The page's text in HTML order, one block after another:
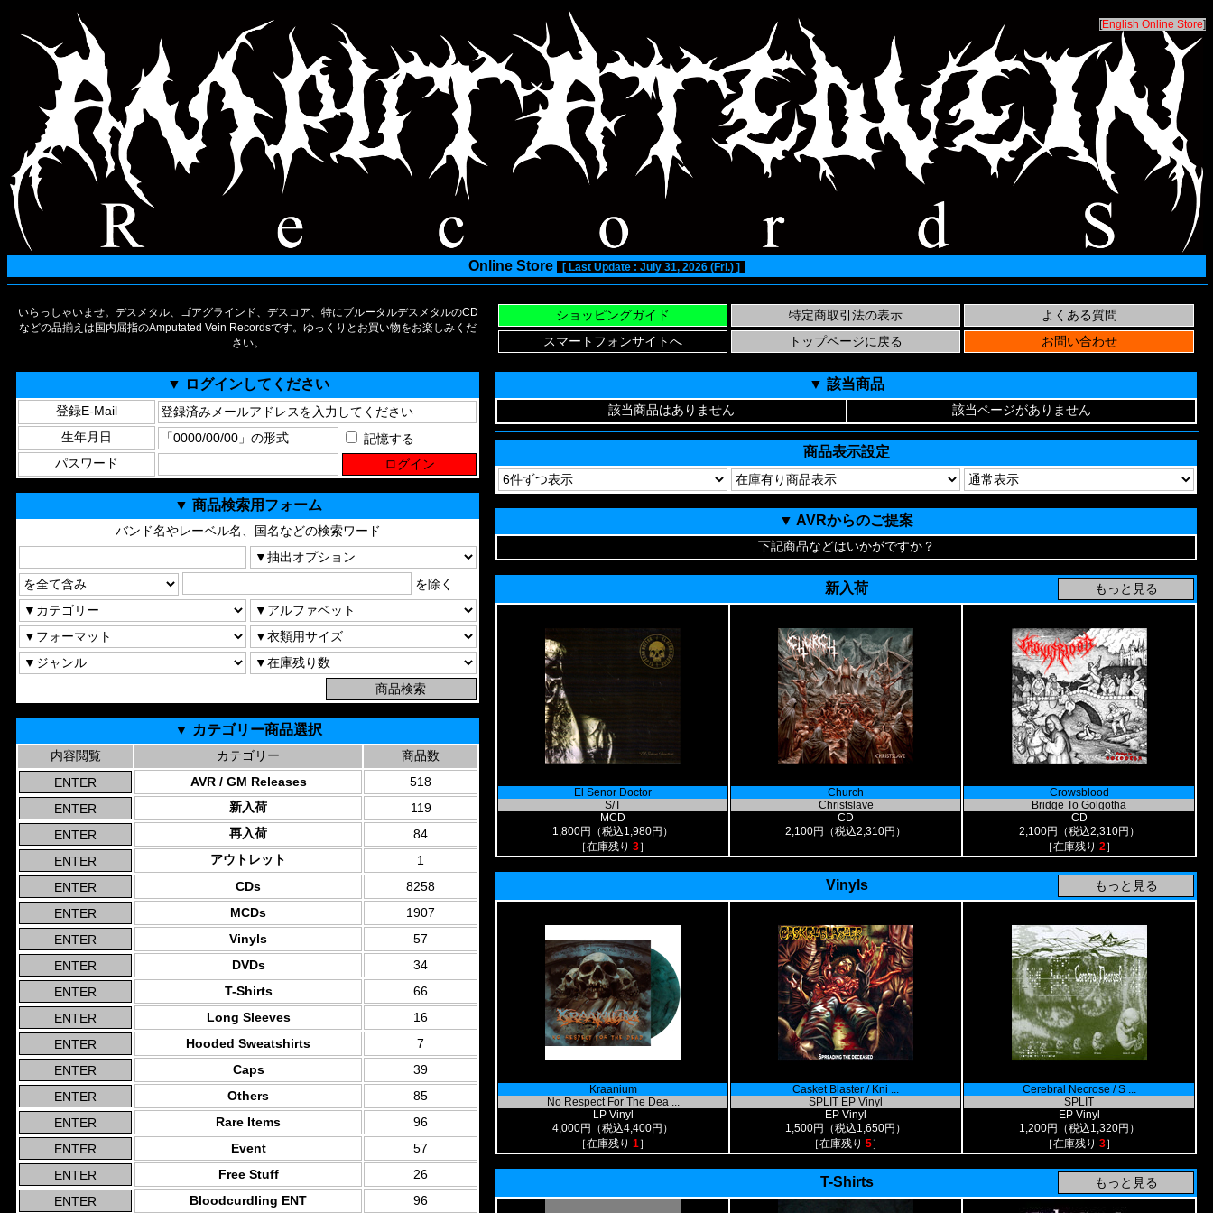
[English Online Store]
Online Store [ Last Update : July 31, 2026 (Fri.) ]
いらっしゃいませ。デスメタル、ゴアグラインド、デスコア、特にブルータルデスメタルのCD
などの品揃えは国内屈指のAmputated Vein Recordsです。ゆっくりとお買い物をお楽しみくだ
さい。
▼ ログインしてください
登録E-Mail
生年月日
記憶する
パスワード
▼ 商品検索用フォーム
バンド名やレーベル名、国名などの検索ワード
を除く
▼ カテゴリー商品選択
内容閲覧 カテゴリー
商品数
AVR / GM Releases
518
新入荷
119
再入荷
84
アウトレット
1
CDs
8258
MCDs
1907
Vinyls
57
DVDs
34
T-Shirts
66
Long Sleeves
16
Hooded Sweatshirts
7
Caps
39
Others
85
Rare Items
96
Event
57
Free Stuff
26
Bloodcurdling ENT
96
▼ 該当商品
該当商品はありません 該当ページがありません
商品表示設定
▼ AVRからのご提案
下記商品などはいかがですか？
新入荷
El Senor Doctor
S/T
MCD
1,800円（税込1,980円）
［在庫残り 3］
Church
Christslave
CD
2,100円（税込2,310円）
Crowsblood
Bridge To Golgotha
CD
2,100円（税込2,310円）
［在庫残り 2］
Vinyls
Kraanium
No Respect For The Dea ...
LP Vinyl
4,000円（税込4,400円）
［在庫残り 1］
Casket Blaster / Kni ...
SPLIT EP Vinyl
EP Vinyl
1,500円（税込1,650円）
［在庫残り 5］
Cerebral Necrose / S ...
SPLIT
EP Vinyl
1,200円（税込1,320円）
［在庫残り 3］
T-Shirts